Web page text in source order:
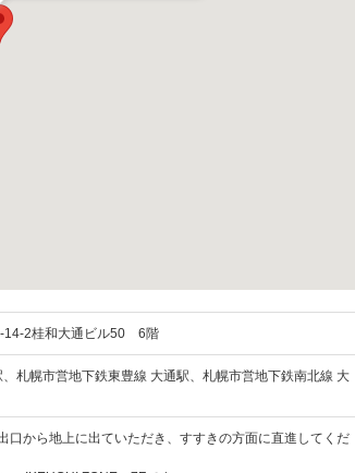
-14-2桂和大通ビル50 6階
札幌市営地下鉄東豊線 大通駅、札幌市営地下鉄南北線 大
口から地上に出ていただき、すすきの方面に直進してくだ